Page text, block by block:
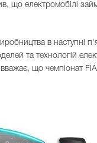
що електромобілі
в наступні
та технологій
що чемпіонат FIA